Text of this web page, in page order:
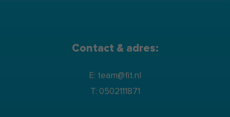
Contact & adres:
E: team@fit.nl
T: 0502111871